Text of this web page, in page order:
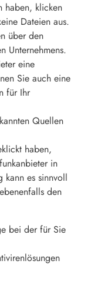
haben, klicken
Dateien aus.
über den
Unternehmens.
eine
Sie auch eine
für Ihr
Quellen
haben,
in
kann es sinnvoll
den
bei der für Sie